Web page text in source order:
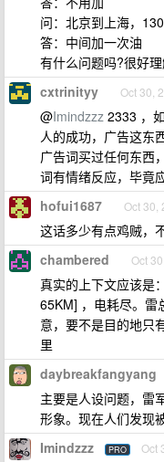
问：北京到上海，
答：中间加一次油
有什么问题吗?很好
cxtrinityy Oct 30,
@Imindzzz 2333 ，
人的成功，广告这东
广告词买过任何东西
词有情绪反应，毕竟
hofui1687 Oct 30,
这话多少有点鸡贼，
chambered Oct
真实的上下文应该是
65KM] ，电耗尽。雷
意，要不是目的地只
里
daybreakfangyang
主要是人设问题，雷
形象。现在人们发现
Imindzzz PRO Oct